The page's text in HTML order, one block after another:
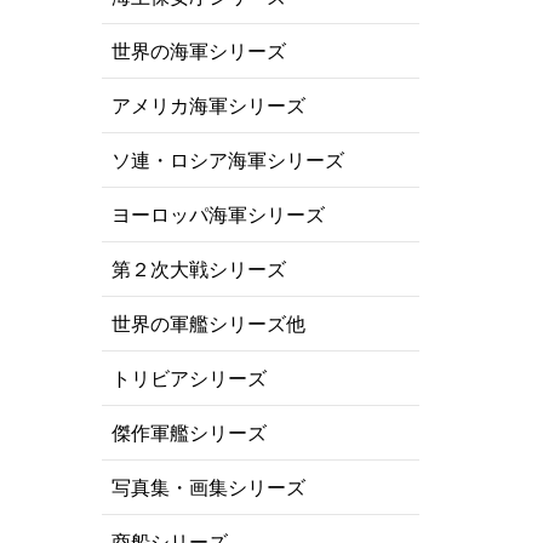
世界の海軍シリーズ
アメリカ海軍シリーズ
ソ連・ロシア海軍シリーズ
ヨーロッパ海軍シリーズ
第２次大戦シリーズ
世界の軍艦シリーズ他
トリビアシリーズ
傑作軍艦シリーズ
写真集・画集シリーズ